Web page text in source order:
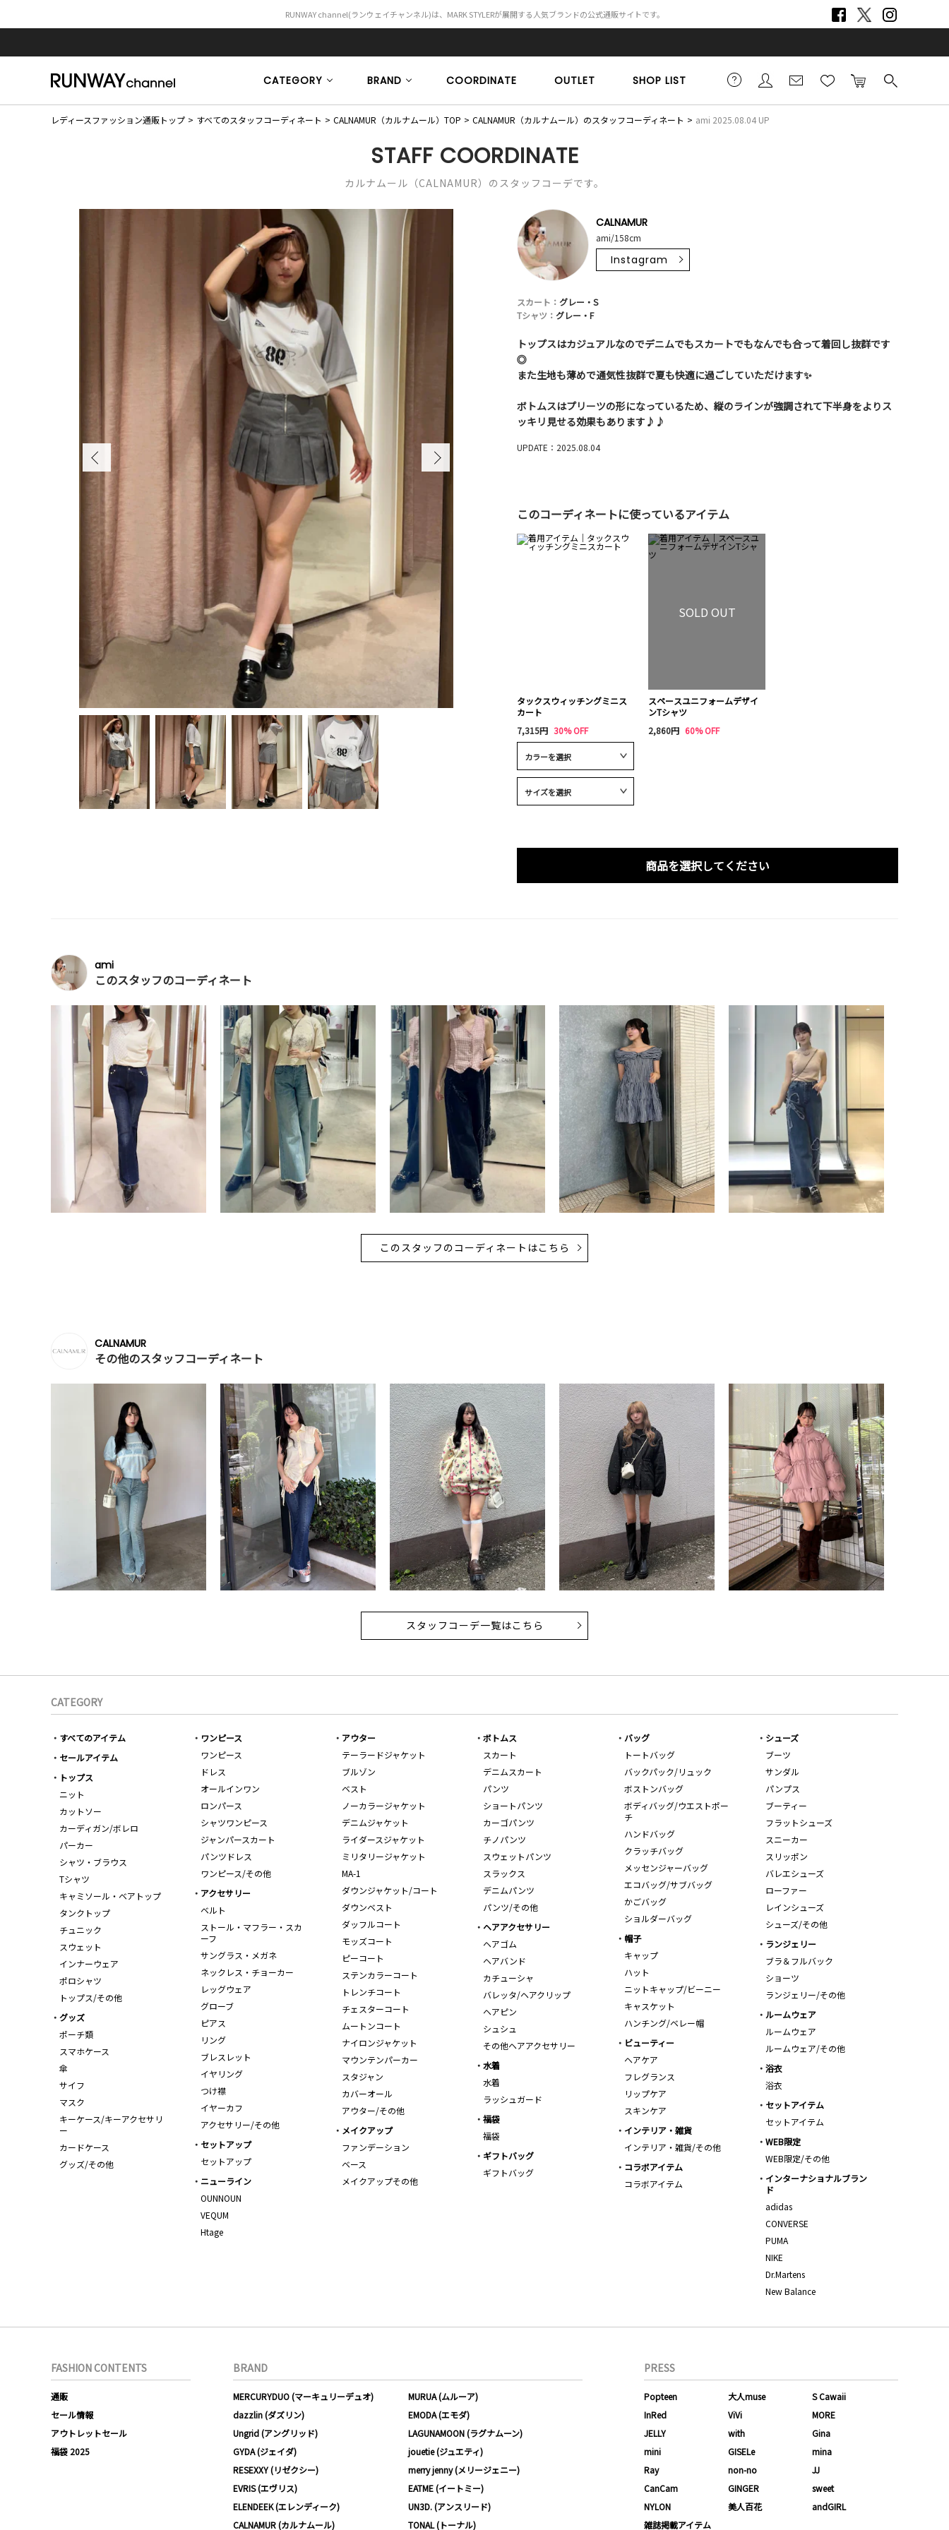
RUNWAY channel(ランウェイチャンネル)は、MARK STYLERが展開する人気ブランドの公式通販サイトです。
CATEGORY BRAND COORDINATE OUTLET SHOP LIST
レディースファッション通販トップ すべてのスタッフコーディネート CALNAMUR（カルナムール）TOP CALNAMUR（カルナムール）のスタッフコーディネート ami 2025.08.04 UP
STAFF COORDINATE
カルナムール（CALNAMUR）のスタッフコーデです。
CALNAMUR
ami/158cm
Instagram
スカート： グレー・S
Tシャツ： グレー・F
トップスはカジュアルなのでデニムでもスカートでもなんでも合って着回し抜群です
◎
また生地も薄めで通気性抜群で夏も快適に過ごしていただけます✨
ボトムスはプリーツの形になっているため、縦のラインが強調されて下半身をよりス
ッキリ見せる効果もあります♪♪
UPDATE：2025.08.04
このコーディネートに使っているアイテム
タックスウィッチングミニス
カート
7,315円 30% OFF
SOLD OUT
スペースユニフォームデザイ
ンTシャツ
2,860円 60% OFF
商品を選択してください
ami
このスタッフのコーディネート
このスタッフのコーディネートはこちら
CALNAMUR
その他のスタッフコーディネート
スタッフコーデ一覧はこちら
CATEGORY
すべてのアイテム
セールアイテム
トップス
ニット
カットソー
カーディガン/ボレロ
パーカー
シャツ・ブラウス
Tシャツ
キャミソール・ベアトップ
タンクトップ
チュニック
スウェット
インナーウェア
ポロシャツ
トップス/その他
ワンピース
ワンピース
ドレス
オールインワン
ロンパース
シャツワンピース
ジャンパースカート
パンツドレス
ワンピース/その他
アウター
テーラードジャケット
ブルゾン
ベスト
ノーカラージャケット
デニムジャケット
ライダースジャケット
ミリタリージャケット
MA-1
ダウンジャケット/コート
ダウンベスト
ダッフルコート
モッズコート
ピーコート
ステンカラーコート
トレンチコート
チェスターコート
ムートンコート
ナイロンジャケット
マウンテンパーカー
スタジャン
カバーオール
アウター/その他
ボトムス
スカート
デニムスカート
パンツ
ショートパンツ
カーゴパンツ
チノパンツ
スウェットパンツ
スラックス
デニムパンツ
パンツ/その他
バッグ
トートバッグ
バックパック/リュック
ボストンバッグ
ボディバッグ/ウエストポー
チ
ハンドバッグ
クラッチバッグ
メッセンジャーバッグ
エコバッグ/サブバッグ
かごバッグ
ショルダーバッグ
シューズ
ブーツ
サンダル
パンプス
ブーティー
フラットシューズ
スニーカー
スリッポン
バレエシューズ
ローファー
レインシューズ
シューズ/その他
アクセサリー
ベルト
ストール・マフラー・スカ
ーフ
サングラス・メガネ
ネックレス・チョーカー
レッグウェア
グローブ
ピアス
リング
ブレスレット
イヤリング
つけ襟
イヤーカフ
アクセサリー/その他
ヘアアクセサリー
ヘアゴム
ヘアバンド
カチューシャ
バレッタ/ヘアクリップ
ヘアピン
シュシュ
その他ヘアアクセサリー
帽子
キャップ
ハット
ニットキャップ/ビーニー
キャスケット
ハンチング/ベレー帽
ランジェリー
ブラ＆フルバック
ショーツ
ランジェリー/その他
ルームウェア
ルームウェア
ルームウェア/その他
グッズ
ポーチ類
スマホケース
傘
サイフ
マスク
キーケース/キーアクセサリ
ー
カードケース
グッズ/その他
ビューティー
ヘアケア
フレグランス
リップケア
スキンケア
水着
水着
ラッシュガード
浴衣
浴衣
セットアイテム
セットアイテム
福袋
福袋
メイクアップ
ファンデーション
ベース
メイクアップその他
インテリア・雑貨
インテリア・雑貨/その他
WEB限定
WEB限定/その他
セットアップ
セットアップ
ギフトバッグ
ギフトバッグ
コラボアイテム
コラボアイテム
インターナショナルブラン
ド
adidas
CONVERSE
PUMA
NIKE
Dr.Martens
New Balance
ニューライン
OUNNOUN
VEQUM
Htage
FASHION CONTENTS
通販
セール情報
アウトレットセール
福袋 2025
BRAND
MERCURYDUO (マーキュリーデュオ)
MURUA (ムルーア)
dazzlin (ダズリン)
EMODA (エモダ)
Ungrid (アングリッド)
LAGUNAMOON (ラグナムーン)
GYDA (ジェイダ)
jouetie (ジュエティ)
RESEXXY (リゼクシー)
merry jenny (メリージェニー)
EVRIS (エヴリス)
EATME (イートミー)
ELENDEEK (エレンディーク)
UN3D. (アンスリード)
CALNAMUR (カルナムール)
TONAL (トーナル)
PRESS
Popteen 大人muse
S Cawaii
InRed
ViVi
MORE
JELLY
with
Gina
mini
GISELe
mina
Ray
non-no
JJ
CanCam
GINGER
sweet
NYLON
美人百花
andGIRL
雑誌掲載アイテム